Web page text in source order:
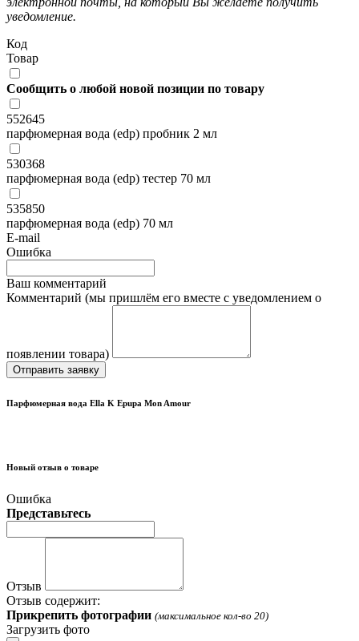
уведомление.
Код
Товар
Сообщить о любой новой позиции по товару
552645
парфюмерная вода (edp) пробник 2 мл
530368
парфюмерная вода (edp) тестер 70 мл
535850
парфюмерная вода (edp) 70 мл
E-mail
Ошибка
Ваш комментарий
Комментарий (мы пришлём его вместе с уведомлением о
появлении товара)
Отправить заявку
Парфюмерная вода Ella K Epupa Mon Amour
Новый отзыв о товаре
Ошибка
Представьтесь
Отзыв
Отзыв содержит:
Прикрепить фотографии (максимальное кол-во 20)
Загрузить фото